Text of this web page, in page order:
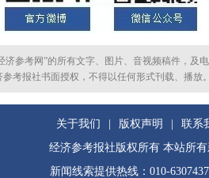
济参考网”的所有文字、图片、音视频稿件，及
考报社书面授权，不得以任何形式刊载、播放
关于我们 版权声明
联系
经济参考报社版权所有 本站所
新闻线索提供热线：010-